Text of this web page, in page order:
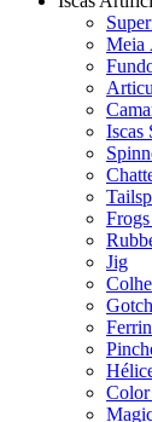
Meia
Iscas
Jig